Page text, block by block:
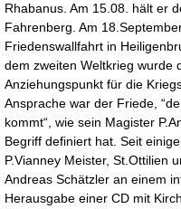
Rhabanus. Am 15.08. hält er
Fahrenberg. Am
Friedenswallfahrt in
dem zweiten Weltkrieg wurde
Anziehungspunkt für die
Ansprache war der Friede,
kommt“, wie sein Magister
Begriff definiert hat. Seit
P.Vianney Meister, St.Ottilien
Andreas Schätzler an einem
Herausgabe einer CD mit